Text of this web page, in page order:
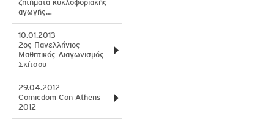
ζητήματα κυκλοφοριακής
αγωγής…
10.01.2013
2ος Πανελλήνιος
Μαθητικός Διαγωνισμός
Σκίτσου
29.04.2012
Comicdom Con Athens
2012